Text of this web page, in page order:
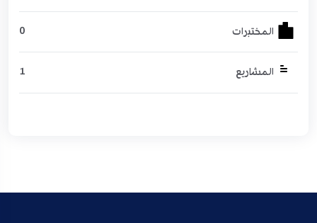
المختبرات 0
المشاريع 1